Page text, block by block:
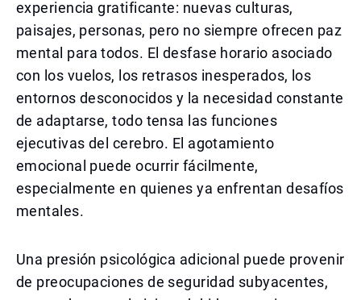
experiencia gratificante: nuevas culturas,
paisajes, personas, pero no siempre ofrecen paz
mental para todos. El desfase horario asociado
con los vuelos, los retrasos inesperados, los
entornos desconocidos y la necesidad constante
de adaptarse, todo tensa las funciones
ejecutivas del cerebro. El agotamiento
emocional puede ocurrir fácilmente,
especialmente en quienes ya enfrentan desafíos
mentales.
Una presión psicológica adicional puede provenir
de preocupaciones de seguridad subyacentes,